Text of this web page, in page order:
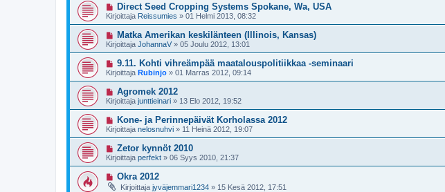
Direct Seed Cropping Systems Spokane, Wa, USA
Kirjoittaja Reissumies » 01 Helmi 2013, 08:32
Matka Amerikan keskilänteen (Illinois, Kansas)
Kirjoittaja JohannaV » 05 Joulu 2012, 13:01
9.11. Kohti vihreämpää maatalouspolitiikkaa -seminaari
Kirjoittaja Rubinjo » 01 Marras 2012, 09:14
Agromek 2012
Kirjoittaja junttieinari » 13 Elo 2012, 19:52
Kone- ja Perinnepäivät Korholassa 2012
Kirjoittaja nelosnuhvi » 11 Heinä 2012, 19:07
Zetor kynnöt 2010
Kirjoittaja perfekt » 06 Syys 2010, 21:37
Okra 2012
Kirjoittaja jyväjemmari1234 » 15 Kesä 2012, 17:51